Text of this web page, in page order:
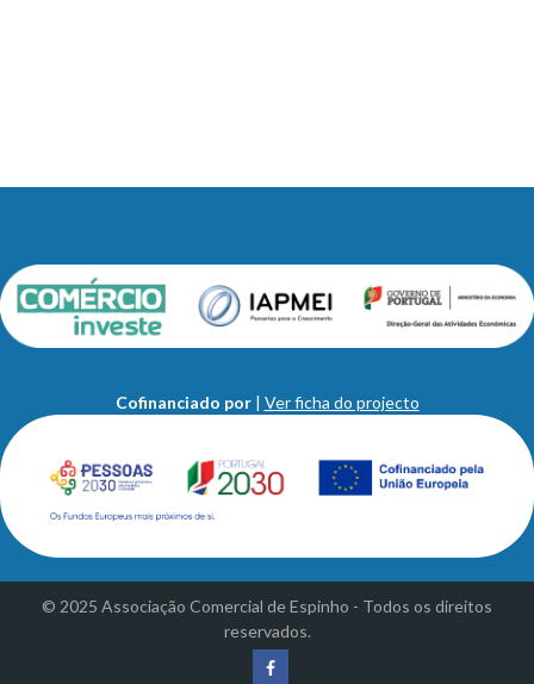
Cofinanciado por | Ver ficha do projecto
© 2025 Associação Comercial de Espinho - Todos os direitos
reservados.